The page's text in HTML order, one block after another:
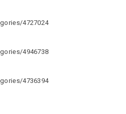
4727024
4946738
4736394